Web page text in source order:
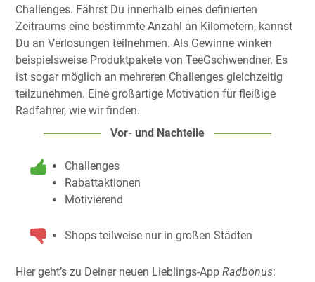
Challenges. Fährst Du innerhalb eines definierten
Zeitraums eine bestimmte Anzahl an Kilometern, kannst
Du an Verlosungen teilnehmen. Als Gewinne winken
beispielsweise Produktpakete von TeeGschwendner. Es
ist sogar möglich an mehreren Challenges gleichzeitig
teilzunehmen. Eine großartige Motivation für fleißige
Radfahrer, wie wir finden.
Vor- und Nachteile
Challenges
Rabattaktionen
Motivierend
Shops teilweise nur in großen Städten
Hier geht’s zu Deiner neuen Lieblings-App Radbonus: